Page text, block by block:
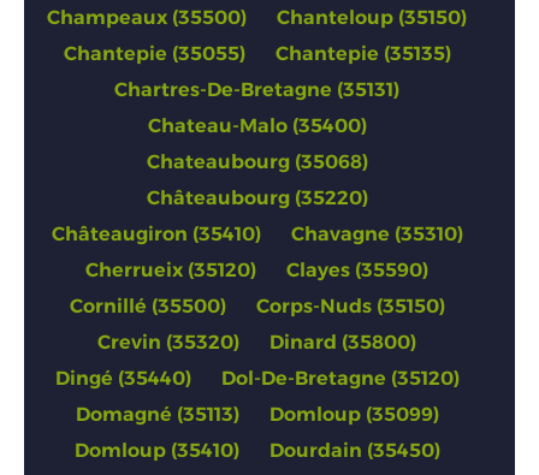
Champeaux (35500)
Chanteloup (35150)
Chantepie (35055)
Chantepie (35135)
Chartres-De-Bretagne (35131)
Chateau-Malo (35400)
Chateaubourg (35068)
Châteaubourg (35220)
Châteaugiron (35410)
Chavagne (35310)
Cherrueix (35120)
Clayes (35590)
Cornillé (35500)
Corps-Nuds (35150)
Crevin (35320)
Dinard (35800)
Dingé (35440)
Dol-De-Bretagne (35120)
Domagné (35113)
Domloup (35099)
Domloup (35410)
Dourdain (35450)